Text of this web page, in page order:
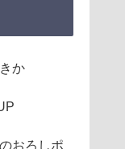
か
おろしポ